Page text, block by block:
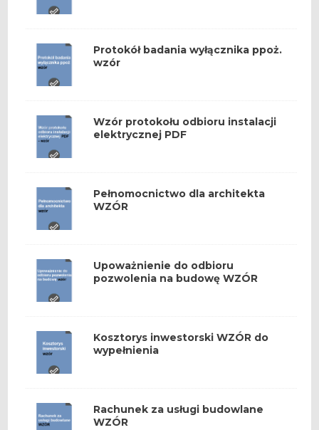
Protokół badania wyłącznika ppoż.
wzór
Wzór protokołu odbioru instalacji
elektrycznej PDF
Pełnomocnictwo dla architekta
WZÓR
Upoważnienie do odbioru
pozwolenia na budowę WZÓR
Kosztorys inwestorski WZÓR do
wypełnienia
Rachunek za usługi budowlane
WZÓR